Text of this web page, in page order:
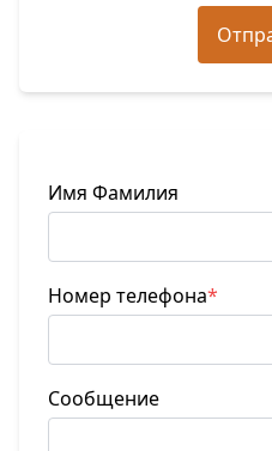
Имя Фамилия
Номер телефона*
Сообщение